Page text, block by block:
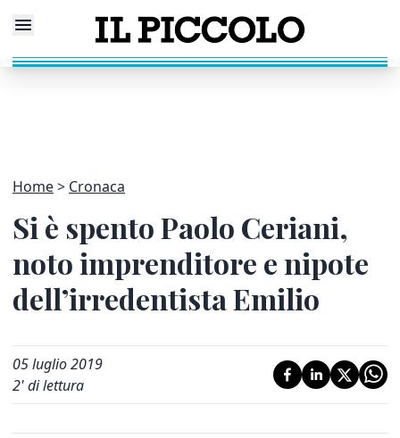
Home Cronaca
Si è spento Paolo Ceriani,
noto imprenditore e nipote
dell’irredentista Emilio
05 luglio 2019
2' di lettura